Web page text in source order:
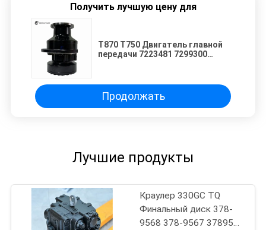
Получить лучшую цену для
T870 T750 Двигатель главной
передачи 7223481 7299300
Гидравлический привод в сборе
Двигатель хода с высоким
крутящим моментом Силовой
компонент
Продолжать
Лучшие продукты
Краулер 330GC TQ
Финальный диск 378-
9568 378-9567 3789568